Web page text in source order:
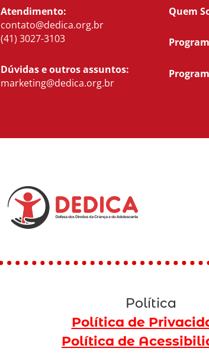
Atendimento:
contato@dedica.org.br
(41) 3027-3103
Dúvidas e outros assuntos:
marketing@dedica.org.br
Quem
Política
Política de
Política de